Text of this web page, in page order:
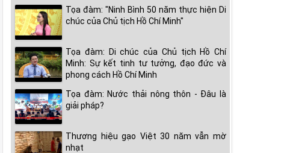
Tọa đàm: "Ninh Bình 50 năm thực hiện Di
chúc của Chủ tịch Hồ Chí Minh"
Tọa đàm: Di chúc của Chủ tịch Hồ Chí
Minh: Sự kết tinh tư tưởng, đạo đức và
phong cách Hồ Chí Minh
Tọa đàm: Nước thải nông thôn - Đâu là
giải pháp?
Thương hiệu gạo Việt 30 năm vẫn mờ
nhạt